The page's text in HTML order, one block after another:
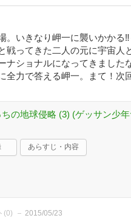
。いきなり岬一に襲いかかる
戦ってきた二人の元に宇宙人
ナショナルになってきました
全力で答える岬一。まて！次
の地球侵略 (3) (ゲッサン少
あらすじ・内容
(0) 2015/05/23